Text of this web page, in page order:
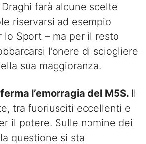
farà alcune scelte
riservarsi ad esempio
lo Sport – ma per il resto
l’onere di sciogliere
sua maggioranza.
l’emorragia del M5S. Il
tra fuoriusciti eccellenti e
il potere. Sulle nomine dei
questione si sta